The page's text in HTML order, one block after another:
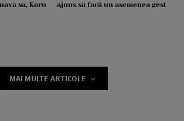
sa, Koru
ajuns să facă un asemenea gest
MAI MULTE ARTICOLE